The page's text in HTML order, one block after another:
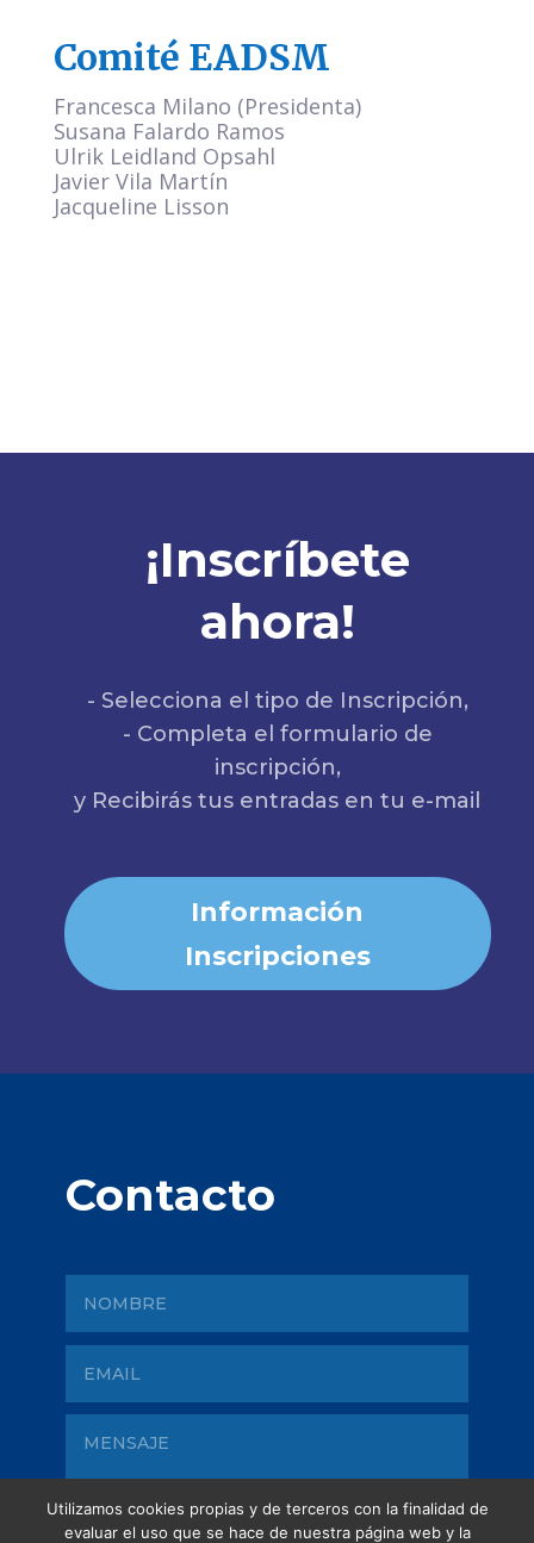
Comité EADSM
Francesca Milano (Presidenta)
Susana Falardo Ramos
Ulrik Leidland Opsahl
Javier Vila Martín
Jacqueline Lisson
¡Inscríbete
ahora!
- Selecciona el tipo de Inscripción,
- Completa el formulario de
inscripción,
y Recibirás tus entradas en tu e-mail
Información
Inscripciones
Contacto
Utilizamos cookies propias y de terceros con la finalidad de
evaluar el uso que se hace de nuestra página web y la